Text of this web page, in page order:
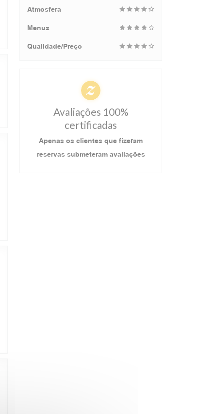
Atmosfera
Menus
Qualidade/Preço
Avaliações 100%
certificadas
Apenas os clientes que fizeram
reservas submeteram avaliações